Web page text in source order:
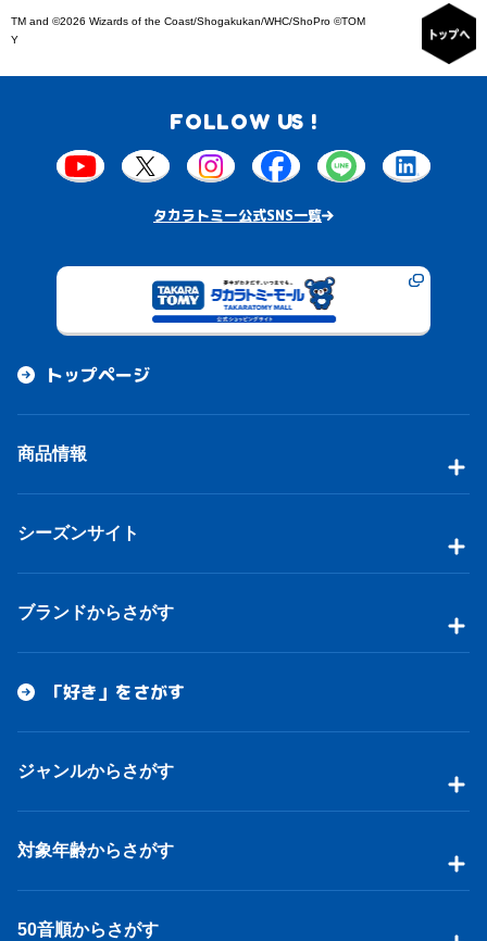
TM and ©2026 Wizards of the Coast/Shogakukan/WHC/ShoPro ©TOM
Y
FOLLOW US !
タカラトミー公式SNS一覧
トップページ
商品情報
シーズンサイト
ブランドからさがす
「好き」をさがす
ジャンルからさがす
対象年齢からさがす
50音順からさがす